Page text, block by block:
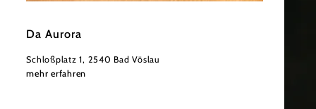
Da Aurora
Schloßplatz 1, 2540 Bad Vöslau
mehr erfahren